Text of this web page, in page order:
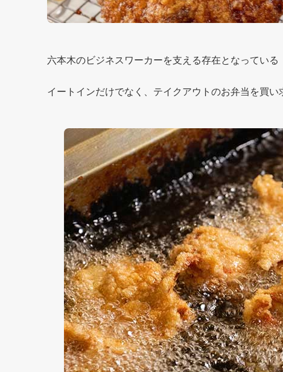
六本木のビジネスワーカーを支える存在となっている
イートインだけでなく、テイクアウトのお弁当を買い